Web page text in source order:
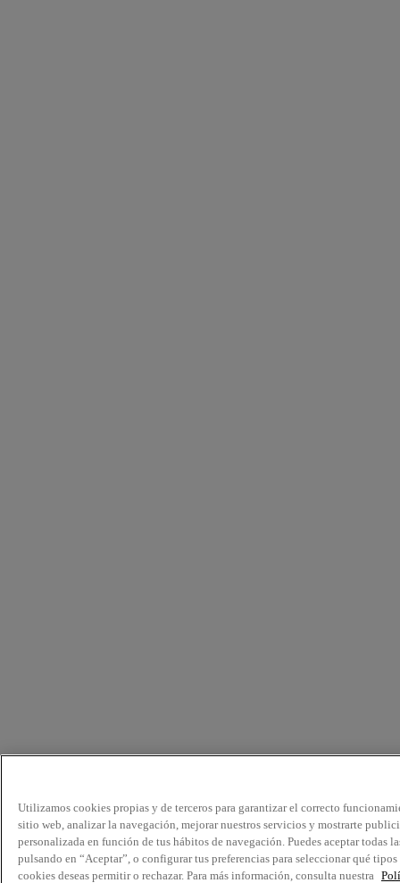
Utilizamos cookies propias y de terceros para garantizar el correcto
sitio web, analizar la navegación, mejorar nuestros servicios y mostrarte
personalizada en función de tus hábitos de navegación. Puedes aceptar todas
pulsando en “Aceptar”, o configurar tus preferencias para seleccionar qué tipos
cookies deseas permitir o rechazar. Para más información, consulta nuestra